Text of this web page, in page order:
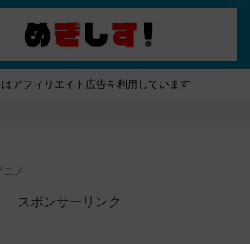
アフィリエイト広告を利用しています
ニメ
スポンサーリンク